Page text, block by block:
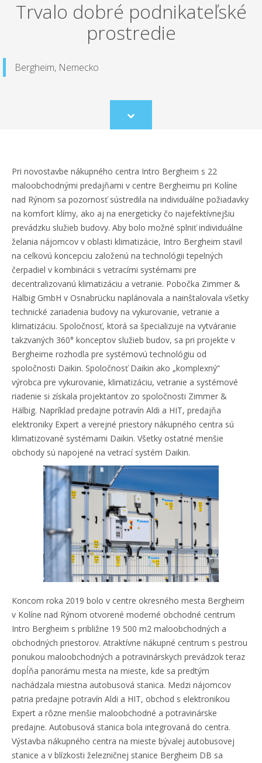
Trvalo dobré podnikateľské
prostredie
Bergheim, Nemecko
Scroll
to
Pri novostavbe nákupného centra Intro Bergheim s 22
maloobchodnými predajňami v centre Bergheimu pri Kolíne
nad Rýnom sa pozornosť sústredila na individuálne požiadavky
na komfort klímy, ako aj na energeticky čo najefektívnejšiu
prevádzku služieb budovy. Aby bolo možné splniť individuálne
želania nájomcov v oblasti klimatizácie, Intro Bergheim stavil
na celkovú koncepciu založenú na technológii tepelných
čerpadiel v kombinácii s vetracími systémami pre
decentralizovanú klimatizáciu a vetranie. Pobočka Zimmer &
Hälbig GmbH v Osnabrücku naplánovala a nainštalovala všetky
technické zariadenia budovy na vykurovanie, vetranie a
klimatizáciu. Spoločnosť, ktorá sa špecializuje na vytváranie
takzvaných 360° konceptov služieb budov, sa pri projekte v
Bergheime rozhodla pre systémovú technológiu od
spoločnosti Daikin. Spoločnosť Daikin ako „komplexný“
výrobca pre vykurovanie, klimatizáciu, vetranie a systémové
riadenie si získala projektantov zo spoločnosti Zimmer &
Hälbig. Napríklad predajne potravín Aldi a HIT, predajňa
elektroniky Expert a verejné priestory nákupného centra sú
klimatizované systémami Daikin. Všetky ostatné menšie
obchody sú napojené na vetrací systém Daikin.
Koncom roka 2019 bolo v centre okresného mesta Bergheim
v Kolíne nad Rýnom otvorené moderné obchodné centrum
Intro Bergheim s približne 19 500 m2 maloobchodných a
obchodných priestorov. Atraktívne nákupné centrum s pestrou
ponukou maloobchodných a potravinárskych prevádzok teraz
dopĺňa panorámu mesta na mieste, kde sa predtým
nachádzala miestna autobusová stanica. Medzi nájomcov
patria predajne potravín Aldi a HIT, obchod s elektronikou
Expert a rôzne menšie maloobchodné a potravinárske
predajne. Autobusová stanica bola integrovaná do centra.
Výstavba nákupného centra na mieste bývalej autobusovej
stanice a v blízkosti železničnej stanice Bergheim DB sa